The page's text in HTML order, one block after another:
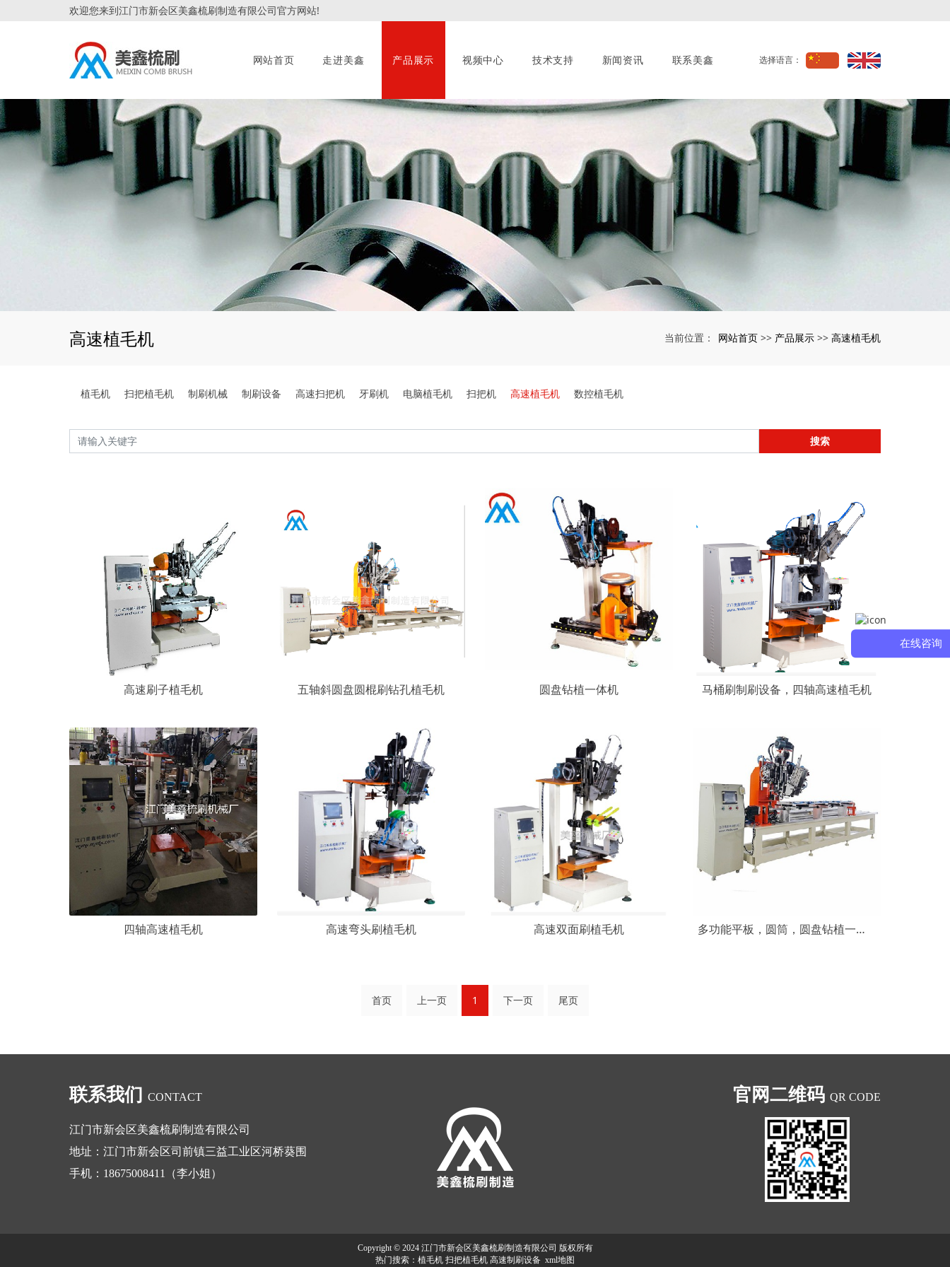
欢迎您来到江门市新会区美鑫梳刷制造有限公司官方网站!
网站首页 走进美鑫 产品展示 视频中心 技术支持 新闻资讯 联系美鑫 选择语言：
高速植毛机 当前位置： 网站首页 >> 产品展示 >> 高速植毛机
植毛机 扫把植毛机 制刷机械 制刷设备 高速扫把机 牙刷机 电脑植毛机 扫把机 高速植毛机 数控植毛机
搜索
高速刷子植毛机 五轴斜圆盘圆棍刷钻孔植毛机 圆盘钻植一体机 马桶刷制刷设备，四轴高速植毛机
四轴高速植毛机 高速弯头刷植毛机 高速双面刷植毛机 多功能平板，圆筒，圆盘钻植一体机
首页 上一页 1 下一页 尾页
联系我们 CONTACT
江门市新会区美鑫梳刷制造有限公司
地址：江门市新会区司前镇三益工业区河桥葵围
手机：18675008411（李小姐）
官网二维码 QR CODE
Copyright © 2024 江门市新会区美鑫梳刷制造有限公司 版权所有
热门搜索： 植毛机 扫把植毛机 高速制刷设备 xml地图
在线咨询